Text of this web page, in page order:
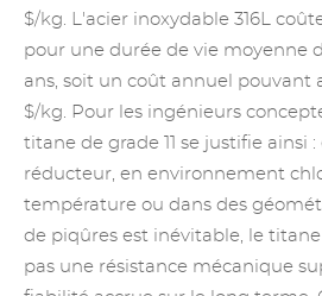
$/kg. L'acier inoxydable 316L
pour une durée de vie moyenne
ans, soit un coût annuel pouvant
$/kg. Pour les ingénieurs
titane de grade 11 se justifie ainsi
réducteur, en environnement
température ou dans des
de piqûres est inévitable, le titane
pas une résistance mécanique